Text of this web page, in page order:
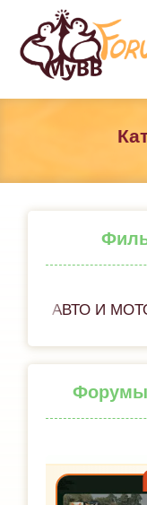
АВТО И
Форумы